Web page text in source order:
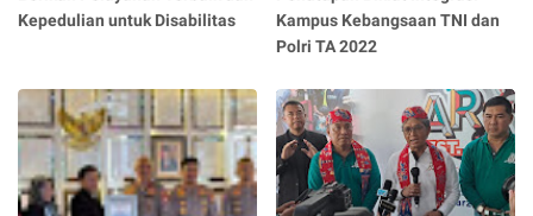
Kepedulian untuk Disabilitas
Kampus Kebangsaan TNI dan
Polri TA 2022